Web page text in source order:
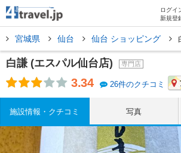
ログイ
新規登
宮城県 仙台 仙台 ショッピング
白謙 (エスパル仙台店) 専門店
3.34 26件のクチコミ
施設情報・クチコミ 写真